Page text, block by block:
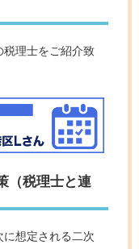
税理士をご紹介致
（税理士と連
想定される二次